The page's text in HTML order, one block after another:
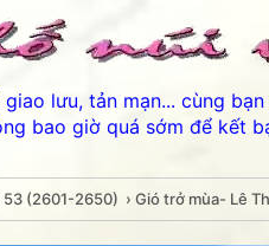
giao lưu, tản mạn... cùng
bao giờ quá sớm để kết
53 (2601-2650) › Gió trở mùa- Lê